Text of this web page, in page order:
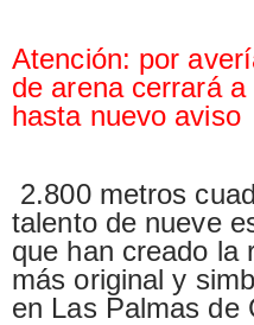
s
A
p
b
o
o
a
d
s
s
k
y
L
i
n
Atención: por
de arena cerrará
hasta nuevo aviso
2.800 metros
talento de nueve
que han creado la
más original y
en Las Palmas de